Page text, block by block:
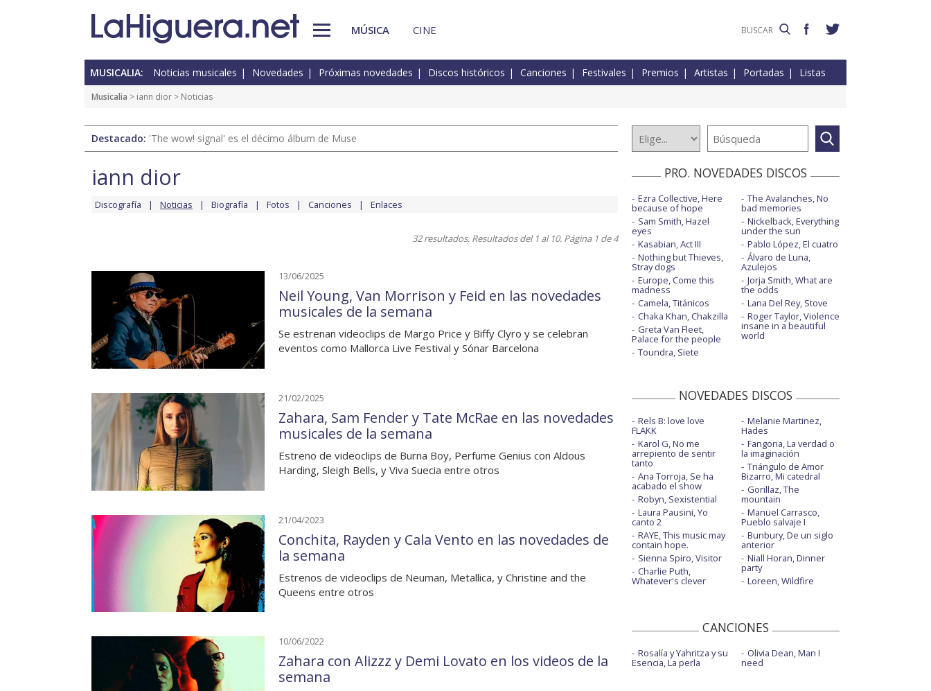
MÚSICA CINE
MUSICALIA: Noticias musicales Novedades Próximas novedades Discos históricos Canciones Festivales Premios Artistas Portadas Listas
Musicalia > iann dior > Noticias
Destacado: 'The wow! signal' es el décimo álbum de Muse
iann dior
Discografía Noticias Biografía Fotos Canciones Enlaces
32 resultados. Resultados del 1 al 10. Página 1 de 4
13/06/2025
Neil Young, Van Morrison y Feid en las novedades
musicales de la semana
Se estrenan videoclips de Margo Price y Biffy Clyro y se celebran
eventos como Mallorca Live Festival y Sónar Barcelona
21/02/2025
Zahara, Sam Fender y Tate McRae en las novedades
musicales de la semana
Estreno de videoclips de Burna Boy, Perfume Genius con Aldous
Harding, Sleigh Bells, y Viva Suecia entre otros
21/04/2023
Conchita, Rayden y Cala Vento en las novedades de
la semana
Estrenos de videoclips de Neuman, Metallica, y Christine and the
Queens entre otros
10/06/2022
Zahara con Alizzz y Demi Lovato en los videos de la
semana
PRO. NOVEDADES DISCOS
Ezra Collective, Here
because of hope
Sam Smith, Hazel
eyes
Kasabian, Act III
Nothing but Thieves,
Stray dogs
Europe, Come this
madness
Camela, Titánicos
Chaka Khan, Chakzilla
Greta Van Fleet,
Palace for the people
Toundra, Siete
The Avalanches, No
bad memories
Nickelback, Everything
under the sun
Pablo López, El cuatro
Álvaro de Luna,
Azulejos
Jorja Smith, What are
the odds
Lana Del Rey, Stove
Roger Taylor, Violence
insane in a beautiful
world
NOVEDADES DISCOS
Rels B: love love
FLAKK
Karol G, No me
arrepiento de sentir
tanto
Ana Torroja, Se ha
acabado el show
Robyn, Sexistential
Laura Pausini, Yo
canto 2
RAYE, This music may
contain hope.
Sienna Spiro, Visitor
Charlie Puth,
Whatever's clever
Melanie Martinez,
Hades
Fangoria, La verdad o
la imaginación
Triángulo de Amor
Bizarro, Mi catedral
Gorillaz, The
mountain
Manuel Carrasco,
Pueblo salvaje I
Bunbury, De un siglo
anterior
Niall Horan, Dinner
party
Loreen, Wildfire
CANCIONES
Rosalía y Yahritza y su
Esencia, La perla
Olivia Dean, Man I
need